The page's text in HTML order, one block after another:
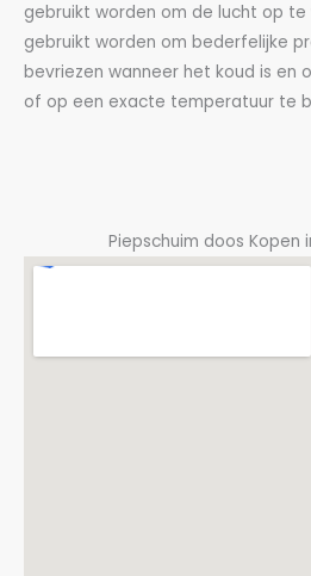
gebruikt worden om de lucht op te
gebruikt worden om bederfelijke
bevriezen wanneer het koud is en
of op een exacte temperatuur te
Piepschuim doos Kopen